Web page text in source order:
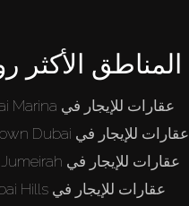
المناطق الأكثر
عقارات للإيجار في Dubai Marina
عقارات للإيجار في Downtown Dubai
عقارات للإيجار في Palm Jumeirah
عقارات للإيجار في Dubai Hills